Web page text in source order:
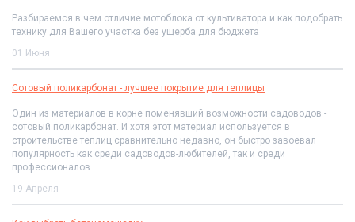
Разбираемся в чем отличие мотоблока от культиватора и как подобрать
технику для Вашего участка без ущерба для бюджета
01 Июня
Сотовый поликарбонат - лучшее покрытие для теплицы
Один из материалов в корне поменявший возможности садоводов -
сотовый поликарбонат. И хотя этот материал используется в
строительстве теплиц сравнительно недавно, он быстро завоевал
популярность как среди садоводов-любителей, так и среди
профессионалов
19 Апреля